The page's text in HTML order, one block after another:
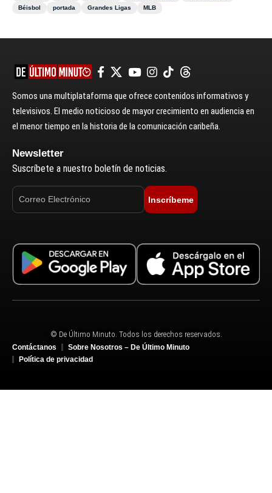
Béisbol
portada Grandes Ligas MLB
Somos una multiplataforma que ofrece contenidos informativos y
televisivos. El medio noticioso de mayor crecimiento en audiencia en
el menor tiempo en la historia de la comunicación caribeña.
Newsletter
Suscríbete a nuestro boletín de noticias.
Inscríbeme
© De Último Minuto. Todos los derechos reservados.
Contáctanos
Sobre Nosotros – De Último Minuto
Política de privacidad